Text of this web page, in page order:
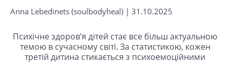
Anna Lebedinets (soulbodyheal) | 31.10.2025
Психічне здоров’я дітей стає все більш актуальною
темою в сучасному світі. За статистикою, кожен
третій дитина стикається з психоемоційними